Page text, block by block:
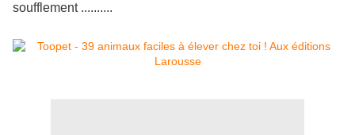
soufflement ..........